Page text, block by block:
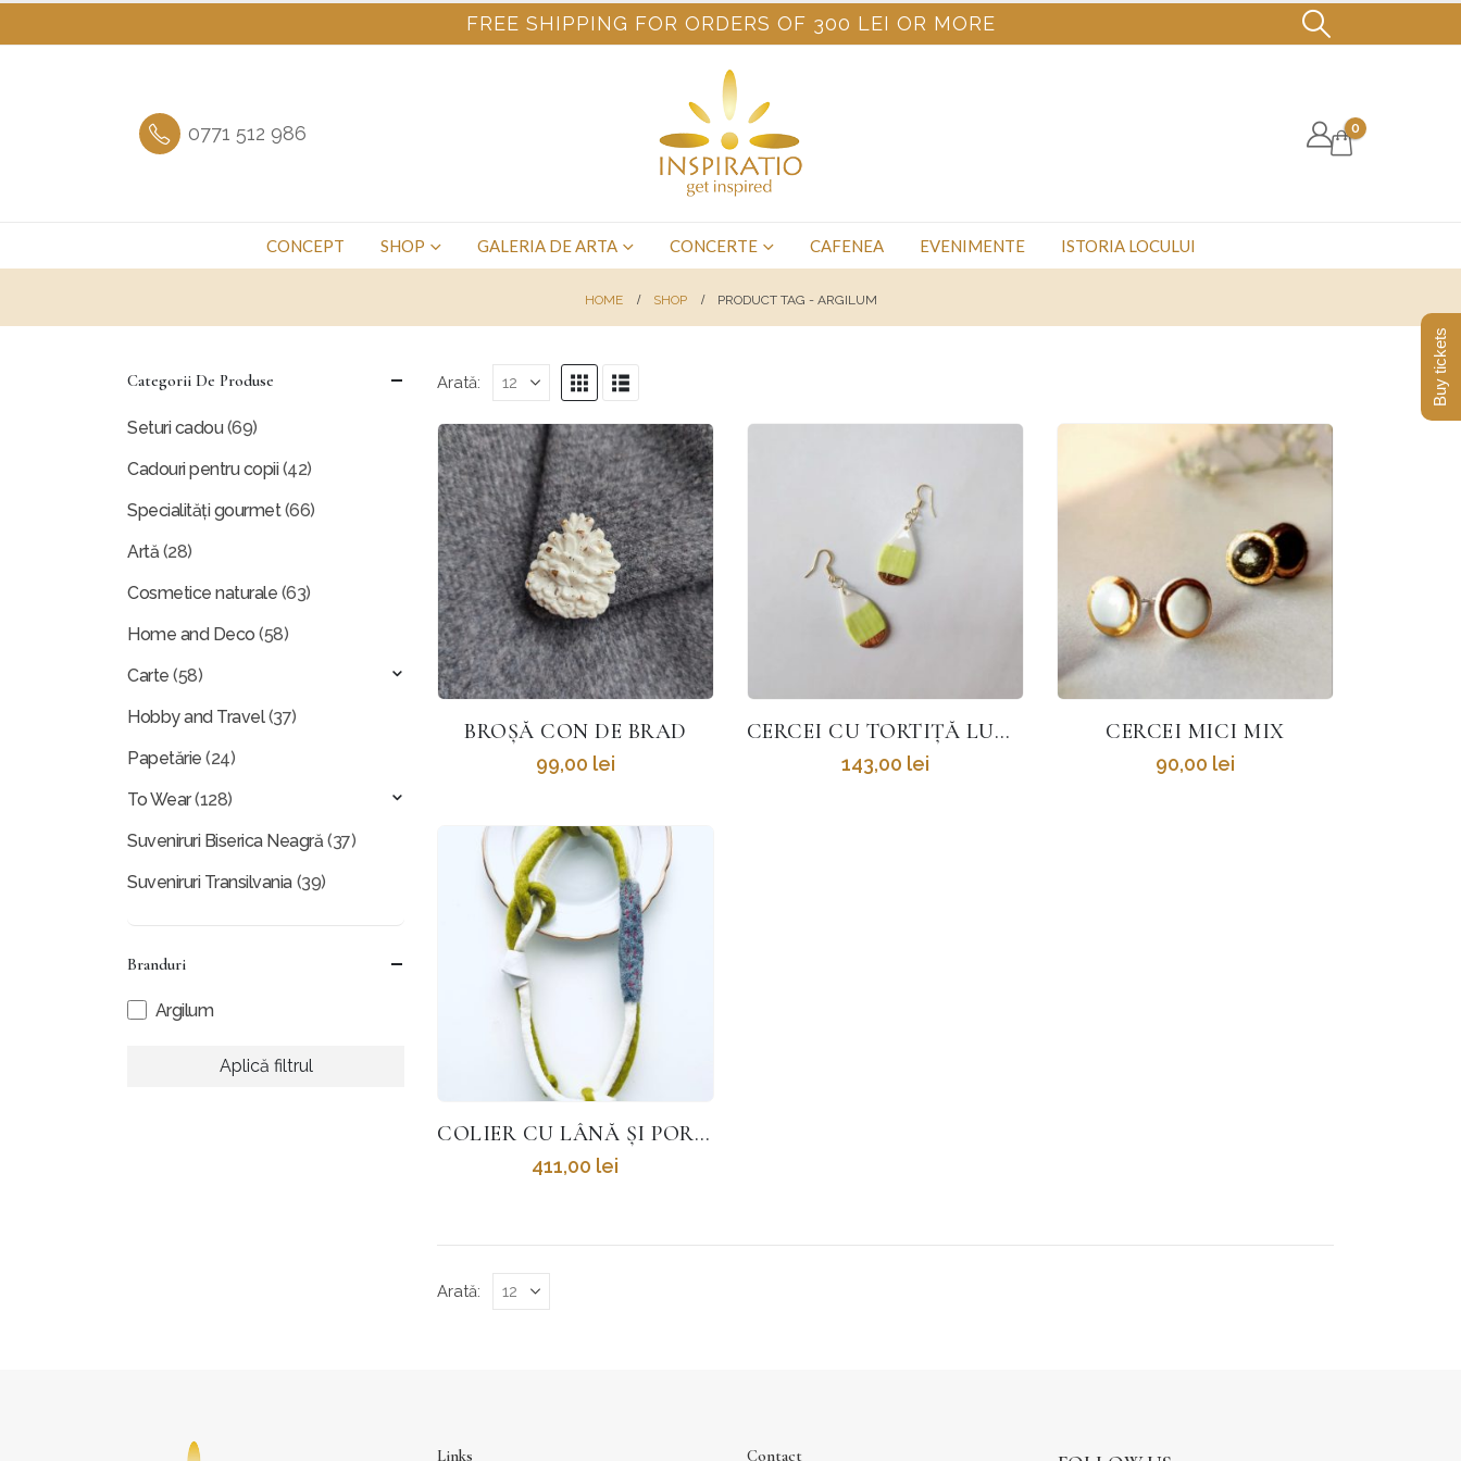
FREE SHIPPING FOR ORDERS OF 300 LEI OR MORE
0771 512 986 0
CONCEPT SHOP GALERIA DE ARTA CONCERTE CAFENEA EVENIMENTE ISTORIA LOCULUI
HOME SHOP PRODUCT TAG - ARGILUM
Arată:
BROȘĂ CON DE BRAD
99,00 lei
CERCEI CU TORTIȚĂ LUNGĂ
143,00 lei
CERCEI MICI MIX
90,00 lei
COLIER CU LÂNĂ ȘI PORȚELAN
411,00 lei
Arată:
Categorii De Produse
Seturi cadou(69)
Cadouri pentru copii(42)
Specialități gourmet(66)
Artă (28)
Cosmetice naturale (63)
Home and Deco (58)
Carte (58)
Hobby and Travel(37)
Papetărie (24)
To Wear(128)
Suveniruri Biserica Neagră (37)
Suveniruri Transilvania (39)
Branduri
Argilum
Aplică filtrul
Links Contact
Buy tickets